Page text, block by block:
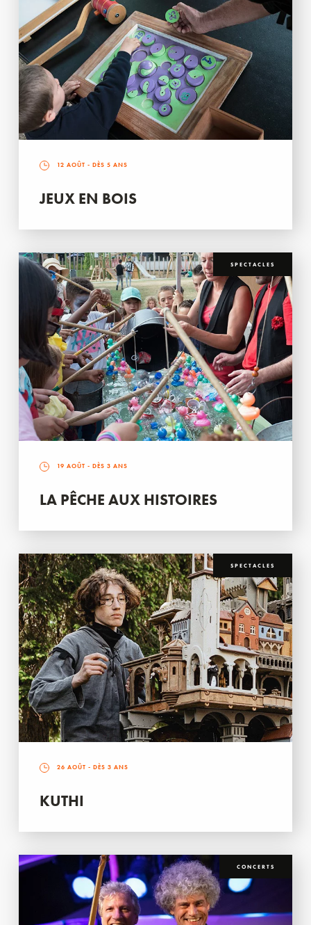
12 AOÛT - DÈS 5 ANS
JEUX EN BOIS
SPECTACLES
19 AOÛT - DÈS 3 ANS
LA PÊCHE AUX HISTOIRES
SPECTACLES
26 AOÛT - DÈS 3 ANS
KUTHI
CONCERTS